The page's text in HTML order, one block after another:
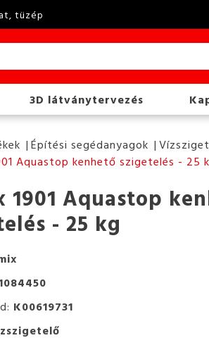
tüzép
3D látványtervezés
Építési segédanyagok
Aquastop kenhető szigetelés - 25
1901 Aquastop
- 25 kg
K00619731